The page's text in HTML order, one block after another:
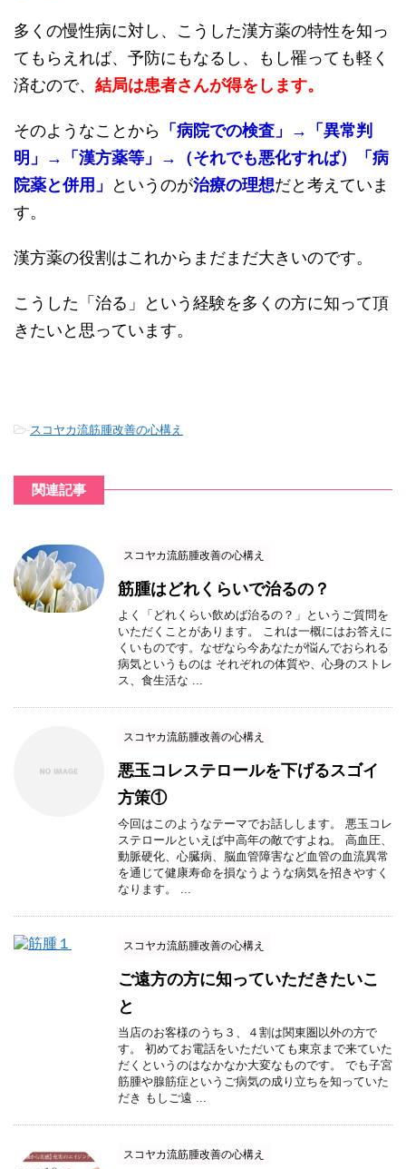
多くの慢性病に対し、こうした漢方薬の特性を知っ
てもらえれば、予防にもなるし、もし罹っても軽く
済むので、 結局は患者さんが得をします。
そのようなことから 「病院での検査」→「異常判
明」→「漢方薬等」→（それでも悪化すれば）「病
院薬と併用」
というのが治療の理想だと考えていま
す。
漢方薬の役割はこれからまだまだ大きいのです。
こうした「治る」という経験を多くの方に知って頂
きたいと思っています。
-スコヤカ流筋腫改善の心構え
関連記事
スコヤカ流筋腫改善の心構え
筋腫はどれくらいで治るの？
よく「どれくらい飲めば治るの？」というご質問を
いただくことがあります。 これは一概にはお答えに
くいものです。なぜなら今あなたが悩んでおられる
病気というものは それぞれの体質や、心身のストレ
ス、食生活な ...
スコヤカ流筋腫改善の心構え
悪玉コレステロールを下げるスゴイ
方策①
今回はこのようなテーマでお話しします。 悪玉コレ
ステロールといえば中高年の敵ですよね。 高血圧、
動脈硬化、心臓病、脳血管障害など血管の血流異常
を通じて健康寿命を損なうような病気を招きやすく
なります。 ...
スコヤカ流筋腫改善の心構え
ご遠方の方に知っていただきたいこ
と
当店のお客様のうち３、４割は関東圏以外の方で
す。 初めてお電話をいただいても東京まで来ていた
だくというのはなかなか大変なものです。 でも子宮
筋腫や腺筋症というご病気の成り立ちを知っていた
だき もしご遠 ...
スコヤカ流筋腫改善の心構え